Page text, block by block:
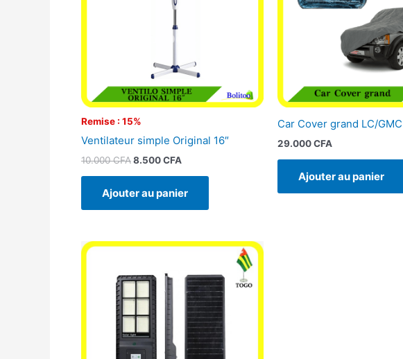
Remise : 15%
Ventilateur simple Original 16″
10.000CFA8.500CFA
Ajouter au panier
Car Cover grand LC/GMC
29.000CFA
Ajouter au panier